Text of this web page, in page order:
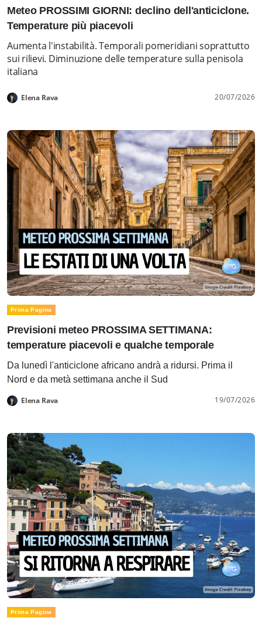
Meteo PROSSIMI GIORNI: declino dell'anticiclone.
Temperature più piacevoli
Aumenta l'instabilità. Temporali pomeridiani soprattutto
sui rilievi. Diminuzione delle temperature sulla penisola
italiana
Elena Rava 20/07/2026
Prima Pagina
Previsioni meteo PROSSIMA SETTIMANA:
temperature piacevoli e qualche temporale
Da lunedì l'anticiclone africano andrà a ridursi. Prima il
Nord e da metà settimana anche il Sud
Elena Rava 19/07/2026
Prima Pagina